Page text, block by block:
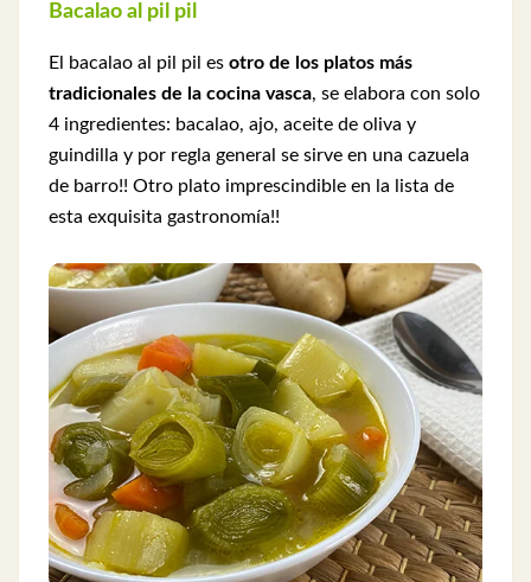
Bacalao al pil pil
El bacalao al pil pil es otro de los platos más
tradicionales de la cocina vasca, se elabora con solo
4 ingredientes: bacalao, ajo, aceite de oliva y
guindilla y por regla general se sirve en una cazuela
de barro!! Otro plato imprescindible en la lista de
esta exquisita gastronomía!!